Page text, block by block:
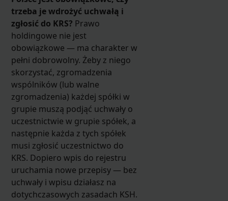
trzeba je wdrożyć uchwałą i
zgłosić do KRS? Prawo
holdingowe nie jest
obowiązkowe — ma charakter w
pełni dobrowolny. Żeby z niego
skorzystać, zgromadzenia
wspólników (lub walne
zgromadzenia) każdej spółki w
grupie muszą podjąć uchwały o
uczestnictwie w grupie spółek, a
następnie każda z tych spółek
musi zgłosić uczestnictwo do
KRS. Dopiero wpis do rejestru
uruchamia nowe przepisy — bez
uchwały i wpisu działasz na
dotychczasowych zasadach KSH.